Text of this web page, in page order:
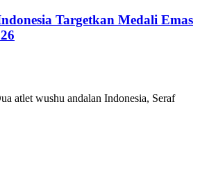
Targetkan Medali Emas
atlet wushu andalan Indonesia, Seraf